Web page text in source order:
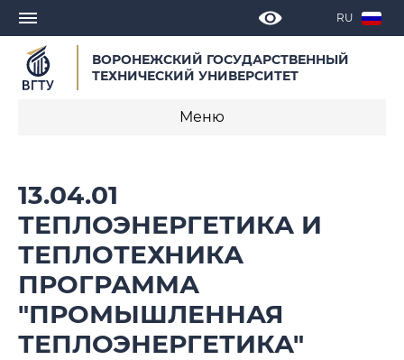
RU
ВОРОНЕЖСКИЙ ГОСУДАРСТВЕННЫЙ
ТЕХНИЧЕСКИЙ УНИВЕРСИТЕТ
Меню
Нормативное обеспечение
образовательной программы 2021
Нормативное обеспечение
образовательной программы 2026
13.04.01
ТЕПЛОЭНЕРГЕТИКА И
ТЕПЛОТЕХНИКА
ПРОГРАММА
"ПРОМЫШЛЕННАЯ
ТЕПЛОЭНЕРГЕТИКА"